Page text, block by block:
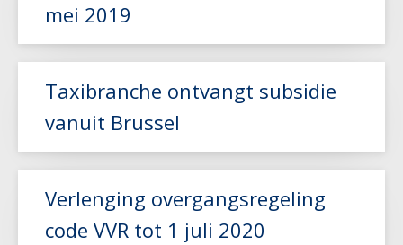
mei 2019
Taxibranche ontvangt subsidie
vanuit Brussel
Verlenging overgangsregeling
code VVR tot 1 juli 2020